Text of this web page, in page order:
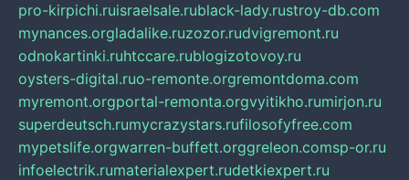
pro-kirpichi.ruisraelsale.rublack-lady.rustroy-db.com
mynances.orgladalike.ruzozor.rudvigremont.ru
odnokartinki.ruhtccare.rublogizotovoy.ru
oysters-digital.ruo-remonte.orgremontdoma.com
myremont.orgportal-remonta.orgvyitikho.rumirjon.ru
superdeutsch.rumycrazystars.rufilosofyfree.com
mypetslife.orgwarren-buffett.orggreleon.comsp-or.ru
infoelectrik.rumaterialexpert.rudetkiexpert.ru